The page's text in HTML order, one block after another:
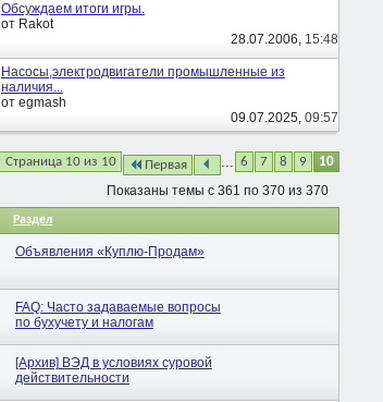
Обсуждаем итоги игры.
от Rakot
28.07.2006, 15:48
Насосы,электродвигатели промышленные из
наличия...
от egmash
09.07.2025, 09:57
Страница 10 из 10 Первая ... 6 7 8 9 10
Показаны темы с 361 по 370 из 370
Раздел
Объявления «Куплю-Продам»
FAQ: Часто задаваемые вопросы
по бухучету и налогам
[Архив] ВЭД в условиях суровой
действительности